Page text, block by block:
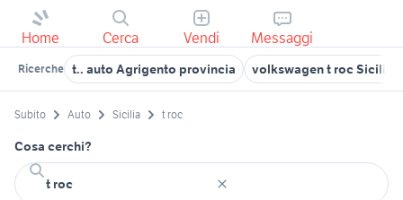
Home Cerca Vendi Messaggi
Ricerche t.. auto Agrigento provincia volkswagen t roc Sicilia
Subito Auto Sicilia t roc
Cosa cerchi?